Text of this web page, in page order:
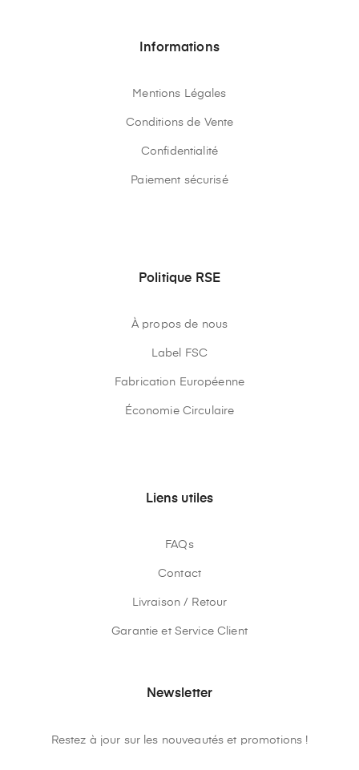
Informations
Mentions Légales
Conditions de Vente
Confidentialité
Paiement sécurisé
Politique RSE
À propos de nous
Label FSC
Fabrication Européenne
Économie Circulaire
Liens utiles
FAQs
Contact
Livraison / Retour
Garantie et Service Client
Newsletter
Restez à jour sur les nouveautés et promotions !